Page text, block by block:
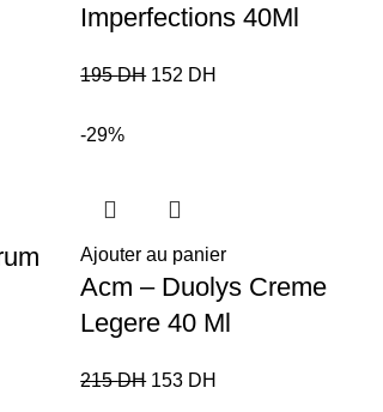
Imperfections 40Ml
195DH 152 DH
-29%
Ajouter au panier
Acm – Duolys Creme
Legere 40 Ml
215DH 153 DH